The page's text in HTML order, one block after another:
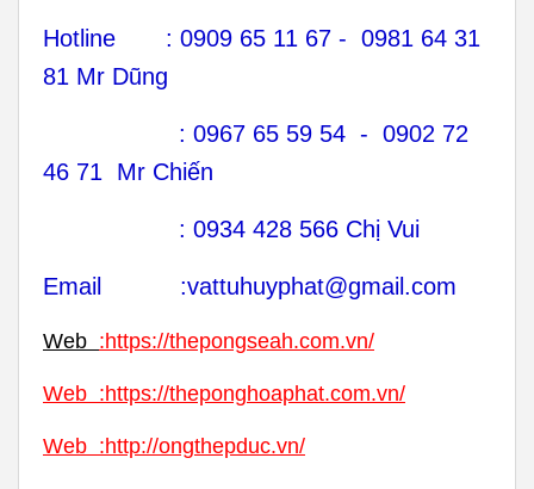
: 0967 65 59 54 - 0902 72
46 71 Mr Chiến
: 0934 428 566 Chị Vui
Email :vattuhuyphat@gmail.com
https://thepongseah.com.vn/
Web: https://theponghoaphat.com.vn/
Web :http://ongthepduc.vn/
Web :http://vattuduongong.com.vn/
Web :http://phukienapluc.com.vn/